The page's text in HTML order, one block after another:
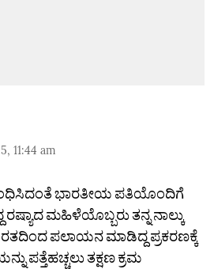
11:44 am
ಭಾರತೀಯ ಪತಿಯೊಂದಿಗೆ
ರಷ್ಯಾದ ಮಹಿಳೆಯೊಬ್ಬರು ತನ್ನ ನಾಲ್ಕು
ಪಲಾಯನ ಮಾಡಿದ್ದ ಪ್ರಕರಣಕ್ಕೆ
ಪತ್ತೆಹಚ್ಚಲು ತಕ್ಷಣ ಕ್ರಮ